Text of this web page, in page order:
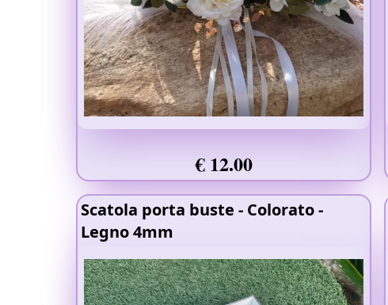
€ 12.00
Scatola porta buste - Colorato-
Legno 4mm